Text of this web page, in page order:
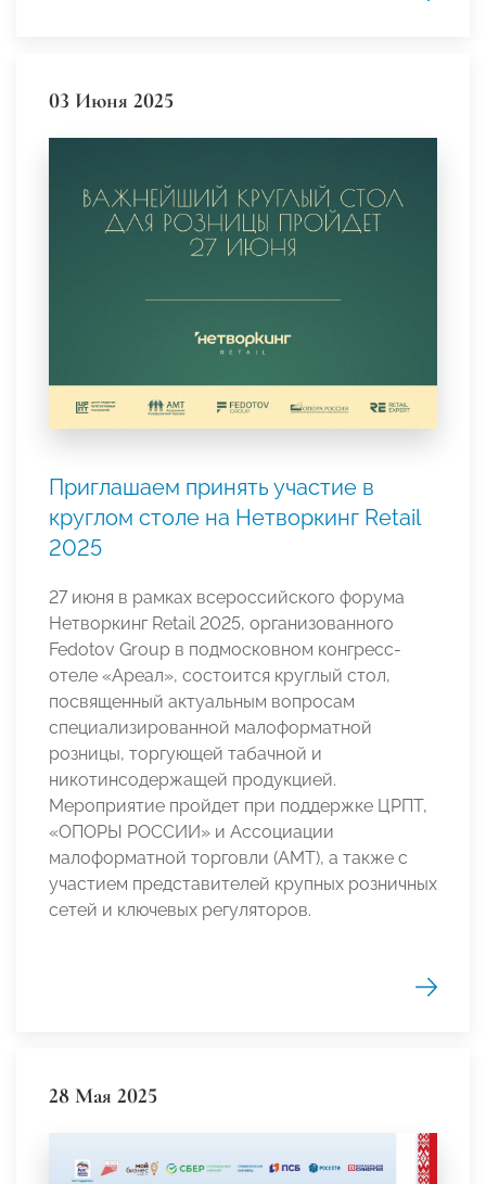
03 Июня 2025
Приглашаем принять участие в
круглом столе на Нетворкинг Retail
2025
27 июня в рамках всероссийского форума
Нетворкинг Retail 2025, организованного
Fedotov Group в подмосковном конгресс-
отеле «Ареал», состоится круглый стол,
посвященный актуальным вопросам
специализированной малоформатной
розницы, торгующей табачной и
никотинсодержащей продукцией.
Мероприятие пройдет при поддержке ЦРПТ,
«ОПОРЫ РОССИИ» и Ассоциации
малоформатной торговли (АМТ), а также с
участием представителей крупных розничных
сетей и ключевых регуляторов.
28 Мая 2025